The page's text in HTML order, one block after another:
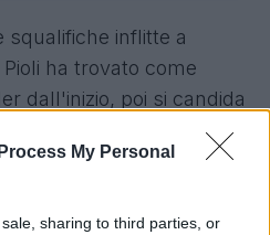
My Personal
sharing to third parties, or
squalifiche inflitte a
ha trovato come
dall'inizio, poi si candida
il capitano dei nerazzurri
Medel in difesa,
al dito del piede